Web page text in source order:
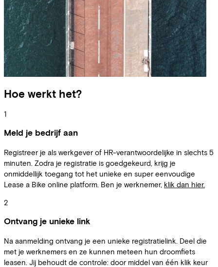
Hoe werkt het?
1
Meld je bedrijf aan
Registreer je als werkgever of HR-verantwoordelijke in slechts 5
minuten. Zodra je registratie is goedgekeurd, krijg je
onmiddellijk toegang tot het unieke en super eenvoudige
Lease a Bike online platform. Ben je werknemer, klik dan hier.
2
Ontvang je unieke link
Na aanmelding ontvang je een unieke registratielink. Deel die
met je werknemers en ze kunnen meteen hun droomfiets
leasen. Jij behoudt de controle: door middel van één klik keur